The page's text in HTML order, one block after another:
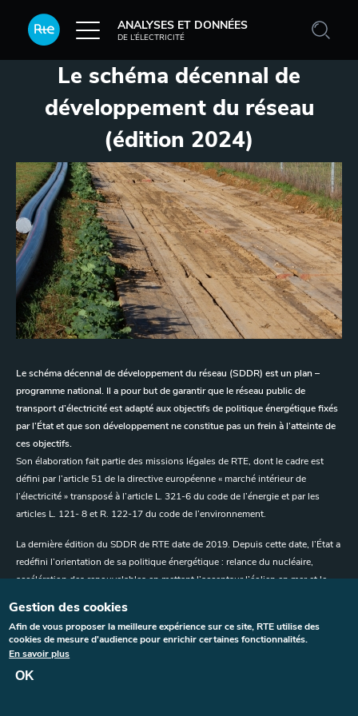
ANALYSES ET DONNÉES
DE L’ÉLECTRICITÉ
Le schéma décennal de
développement du réseau
(édition 2024)
Le schéma décennal de développement du réseau (SDDR) est un plan –
programme national. Il a pour but de garantir que le réseau public de
transport d’électricité est adapté aux objectifs de politique énergétique fixés
par l’État et que son développement ne constitue pas un frein à l’atteinte de
ces objectifs.
Son élaboration fait partie des missions légales de RTE, dont le cadre est
défini par l’article 51 de la directive européenne « marché intérieur de
l’électricité » transposé à l’article L. 321-6 du code de l’énergie et par les
articles L. 121- 8 et R. 122-17 du code de l’environnement.
La dernière édition du SDDR de RTE date de 2019. Depuis cette date, l’État a
redéfini l’orientation de sa politique énergétique : relance du nucléaire,
accélération des renouvelables en mettant l’accentsur l’éolien en mer et le
industrielles bas-carbone. Ces orientations visent à renforcer la souveraineté
énergétique du pays en réduisant sa dépendance aux énergies fossiles
importées, en développant sa capacité de production d’électricité
Gestion des cookies
Afin de vous proposer la meilleure expérience sur ce site, RTE utilise des
cookies de mesure d'audience pour enrichir certaines fonctionnalités.
En savoir plus
OK